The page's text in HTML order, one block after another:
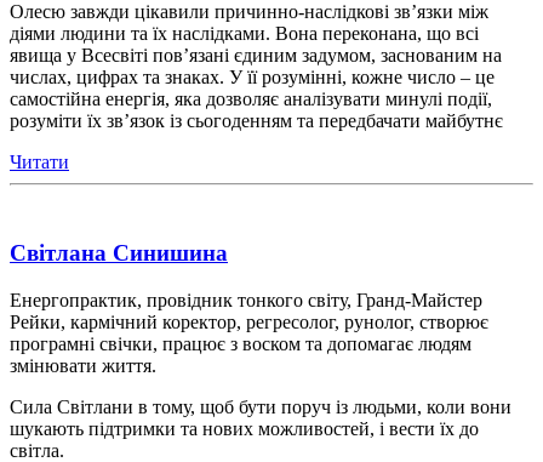
Олесю завжди цікавили причинно-наслідкові зв’язки між
діями людини та їх наслідками. Вона переконана, що всі
явища у Всесвіті пов’язані єдиним задумом, заснованим на
числах, цифрах та знаках. У її розумінні, кожне число – це
самостійна енергія, яка дозволяє аналізувати минулі події,
розуміти їх зв’язок із сьогоденням та передбачати майбутнє
Читати
Світлана Синишина
Енергопрактик, провідник тонкого світу, Гранд-Майстер
Рейки, кармічний коректор, регресолог, рунолог, створює
програмні свічки, працює з воском та допомагає людям
змінювати життя.
Сила Світлани в тому, щоб бути поруч із людьми, коли вони
шукають підтримки та нових можливостей, і вести їх до
світла.